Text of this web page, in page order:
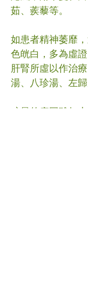
茹、蒺藜等。
如患者精神萎靡
色㿠白，多為虛
肝腎所虛以作治
湯、八珍湯、左
眩暈的病因雖如